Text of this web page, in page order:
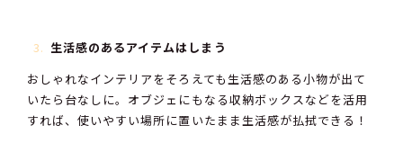
生活感のあるアイテムはしまう
おしゃれなインテリアをそろえても生活感のある小物が出て
いたら台なしに。オブジェにもなる収納ボックスなどを活用
すれば、使いやすい場所に置いたまま生活感が払拭できる！